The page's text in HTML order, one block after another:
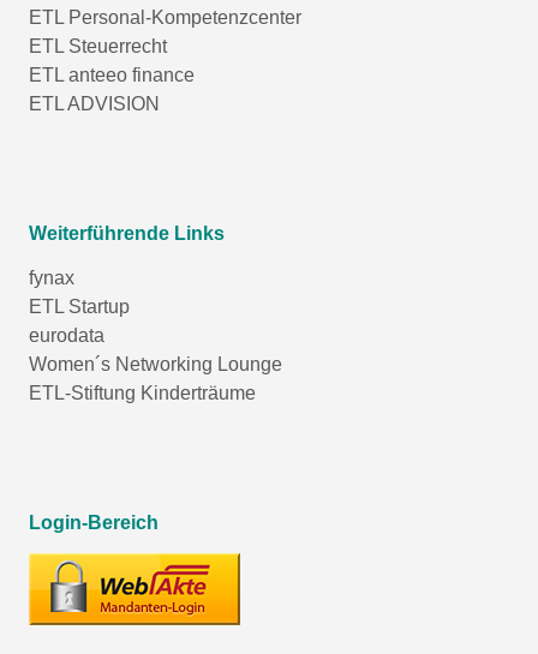
ETL Personal-Kompetenzcenter
ETL Steuerrecht
ETL anteeo finance
ETL ADVISION
Weiterführende Links
fynax
ETL Startup
eurodata
Women´s Networking Lounge
ETL-Stiftung Kinderträume
Login-Bereich